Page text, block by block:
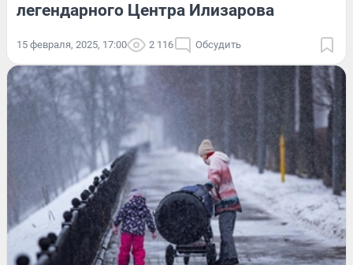
легендарного Центра Илизарова
15 февраля, 2025, 17:00 2 116 Обсудить